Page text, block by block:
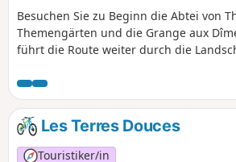
Besuchen Sie zu Beginn die Abtei von
Themengärten und die Grange aux
führt die Route weiter durch die
Les Terres Douces
Touristiker/in